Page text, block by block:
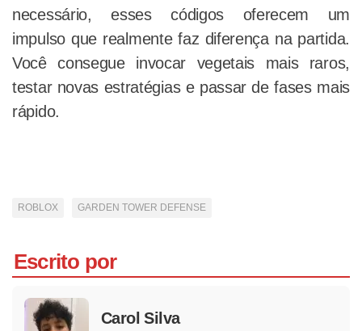
necessário, esses códigos oferecem um
impulso que realmente faz diferença na partida.
Você consegue invocar vegetais mais raros,
testar novas estratégias e passar de fases mais
rápido.
ROBLOX GARDEN TOWER DEFENSE
Escrito por
Carol Silva